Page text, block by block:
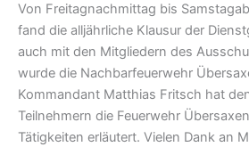
Von Freitagnachmittag bis
fand die alljährliche Klausur der
auch mit den Mitgliedern des
wurde die Nachbarfeuerwehr
Kommandant Matthias Fritsch hat
Teilnehmern die Feuerwehr
Tätigkeiten erläutert. Vielen Dank an